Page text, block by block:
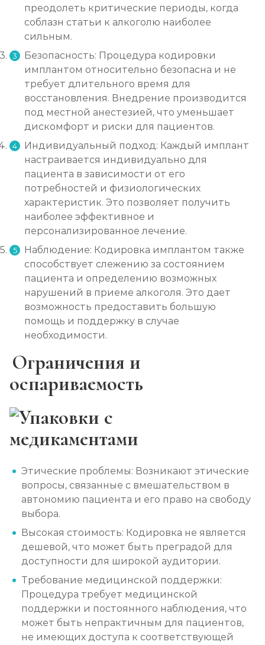
Кодирование СИТ
от 6 000 ₽
Кодирование тройной блок
Записаться
Химический блок от алкоголизма
от 4 000 ₽ Записаться
Вшивание Торпедо
от 5 000 ₽ Записаться
Раскодирование от алкоголизма
от 2 500 ₽ Записаться
Мотивация на лечение алкоголизма
от 3 000 ₽ Записаться
Лечение алкоголизма на дому
от 3 000 ₽
Лечение алкоголизма амбулаторно
от 1 500 ₽/сеанс
Лечение алкоголизма в стационаре (сутки)
Лечение пивного алкоголизма
от 3 500 ₽/сутки
Лечение винного алкоголизма
от 3 500 ₽/сутки Записаться
Лечение подросткового алкоголизма
от 4 500 ₽/сутки Записаться
преодолеть критические периоды, когда
соблазн статьи к алкоголю наиболее
сильным.
Безопасность: Процедура кодировки
имплантом относительно безопасна и не
требует длительного время для
восстановления. Внедрение производится
под местной анестезией, что уменьшает
дискомфорт и риски для пациентов.
Индивидуальный подход: Каждый имплант
настраивается индивидуально для
пациента в зависимости от его
потребностей и физиологических
характеристик. Это позволяет получить
наиболее эффективное и
персонализированное лечение.
Наблюдение: Кодировка имплантом также
способствует слежению за состоянием
пациента и определению возможных
нарушений в приеме алкоголя. Это дает
возможность предоставить большую
помощь и поддержку в случае
необходимости.
Ограничения и
оспариваемость
Этические проблемы: Возникают этические
вопросы, связанные с вмешательством в
автономию пациента и его право на свободу
выбора.
Высокая стоимость: Кодировка не является
дешевой, что может быть преградой для
доступности для широкой аудитории.
Требование медицинской поддержки:
Процедура требует медицинской
поддержки и постоянного наблюдения, что
может быть непрактичным для пациентов,
не имеющих доступа к соответствующей